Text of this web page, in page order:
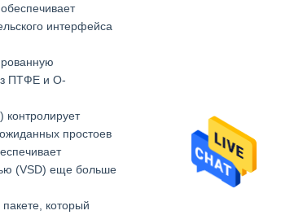
интерфейса
ПТФЕ и O-
контролирует
простоев
(VSD) еще больше
который